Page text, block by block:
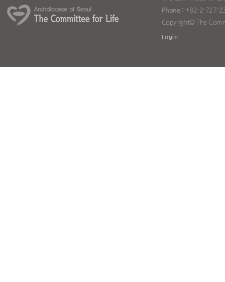
Phone : +82-2-727-
Copyright© The
Login